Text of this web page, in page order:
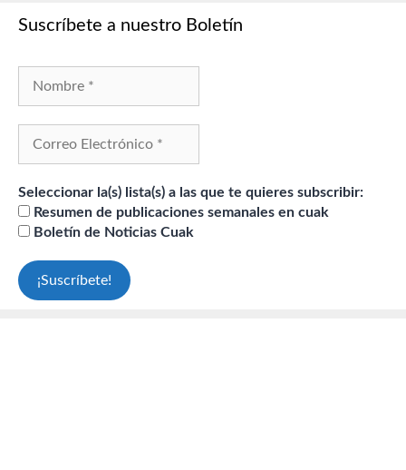
Suscríbete a nuestro Boletín
Seleccionar la(s) lista(s) a las que te quieres subscribir:
Resumen de publicaciones semanales en cuak
Boletín de Noticias Cuak